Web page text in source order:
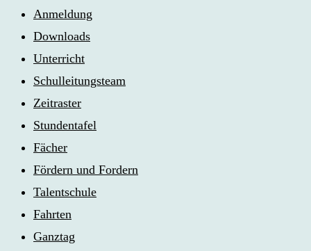
Anmeldung
Downloads
Unterricht
Schulleitungsteam
Zeitraster
Stundentafel
Fächer
Fördern und Fordern
Talentschule
Fahrten
Ganztag